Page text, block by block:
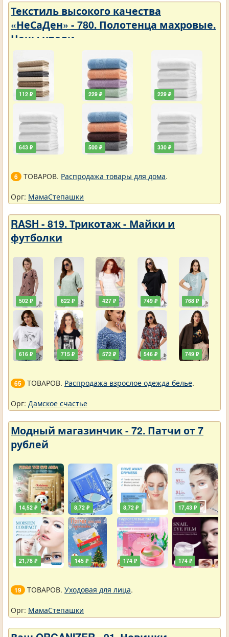
Текстиль высокого качества
«НеСаДен» - 780. Полотенца махровые.
Цены упали
112 ₽
643 ₽
229 ₽
500 ₽
229 ₽
330 ₽
6 ТОВАРОВ. Распродажа товары для дома.
Орг: МамаСтепашки
RASH - 819. Трикотаж - Майки и
футболки
502 ₽
616 ₽
622 ₽
715 ₽
427 ₽
572 ₽
749 ₽
546 ₽
768 ₽
749 ₽
65 ТОВАРОВ. Распродажа взрослое одежда белье.
Орг: Дамское счастье
Модный магазинчик - 72. Патчи от 7
рублей
14,52 ₽
21,78 ₽
8,72 ₽
145 ₽
8,72 ₽
174 ₽
17,43 ₽
174 ₽
19 ТОВАРОВ. Уходовая для лица.
Орг: МамаСтепашки